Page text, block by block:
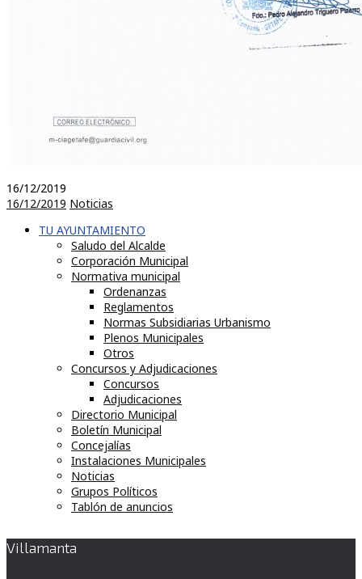
16/12/2019
16/12/2019 Noticias
TU AYUNTAMIENTO
Saludo del Alcalde
Corporación Municipal
Normativa municipal
Ordenanzas
Reglamentos
Normas Subsidiarias Urbanismo
Plenos Municipales
Otros
Concursos y Adjudicaciones
Concursos
Adjudicaciones
Directorio Municipal
Boletín Municipal
Concejalías
Instalaciones Municipales
Noticias
Grupos Políticos
Tablón de anuncios
Villamanta